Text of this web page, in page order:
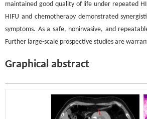
maintained good quality of life under repeated
HIFU and chemotherapy demonstrated
symptoms. As a safe, noninvasive, and
Further large-scale prospective studies are
Graphical abstract